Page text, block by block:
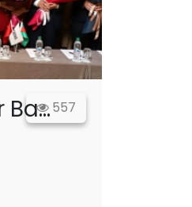
557